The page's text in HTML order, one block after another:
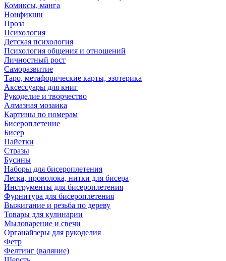
Комиксы, манга
Нонфикшн
Проза
Психология
Детская психология
Психология общения и отношений
Личностный рост
Саморазвитие
Таро, метафорические карты, эзотерика
Аксессуары для книг
Рукоделие и творчество
Алмазная мозаика
Картины по номерам
Бисероплетение
Бисер
Пайетки
Стразы
Бусины
Наборы для бисероплетения
Леска, проволока, нитки для бисера
Инструменты для бисероплетения
Фурнитура для бисероплетения
Выжигание и резьба по дереву
Товары для кулинарии
Мыловарение и свечи
Органайзеры для рукоделия
Фетр
Фелтинг (валяние)